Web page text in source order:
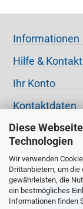
Diese
Technologien
Wir verwenden
Drittanbietern, um
gewährleisten, die
ein bestmögliches
Informationen finden
Informationen
Hilfe & Kontakt
Ihr Konto
Kontaktdaten
Versand
Weitere